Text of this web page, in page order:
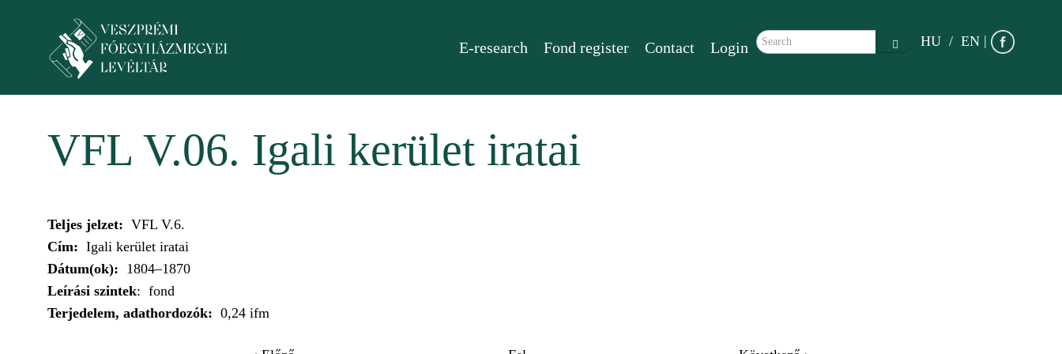
E-research Fond register Contact Login |
HU EN
Search form
VFL V.06. Igali kerület iratai
Teljes jelzet: VFL V.6.
Cím: Igali kerület iratai
Dátum(ok): 1804–1870
Leírási szintek: fond
Terjedelem, adathordozók: 0,24 ifm